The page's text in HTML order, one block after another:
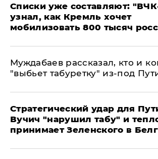
Списки уже составляют:
узнал, как Кремль хочет
мобилизовать 800 тысяч
Муждабаев рассказал, кто и
"выбьет табуретку" из-под
Стратегический удар для
Вучич "нарушил табу" и
принимает Зеленского в